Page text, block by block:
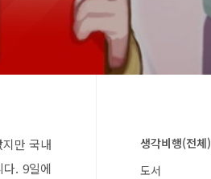
만 국내
. 9일에
생각비행(전체)
도서